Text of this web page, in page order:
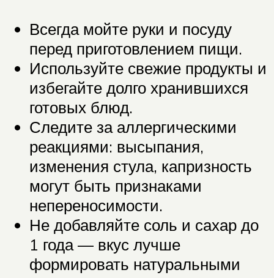
Всегда мойте руки и посуду
перед приготовлением пищи.
Используйте свежие продукты и
избегайте долго хранившихся
готовых блюд.
Следите за аллергическими
реакциями: высыпания,
изменения стула, капризность
могут быть признаками
непереносимости.
Не добавляйте соль и сахар до
1 года — вкус лучше
формировать натуральными